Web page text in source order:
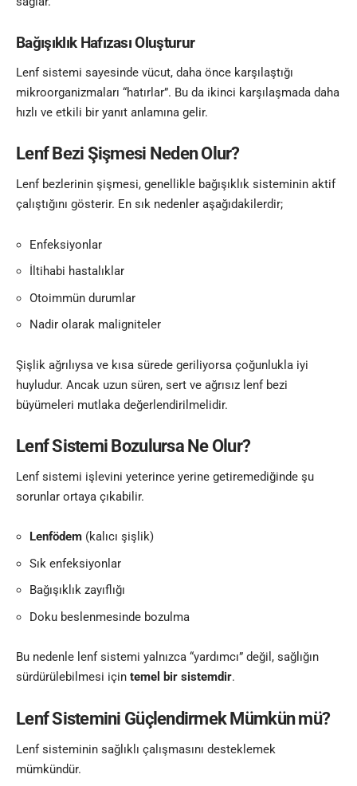
Bağışıklık Hafızası Oluşturur
Lenf sistemi sayesinde vücut, daha önce karşılaştığı
mikroorganizmaları “hatırlar”. Bu da ikinci karşılaşmada daha
hızlı ve etkili bir yanıt anlamına gelir.
Lenf Bezi Şişmesi Neden Olur?
Lenf bezlerinin şişmesi, genellikle bağışıklık sisteminin aktif
çalıştığını gösterir. En sık nedenler aşağıdakilerdir;
Enfeksiyonlar
İltihabi hastalıklar
Otoimmün durumlar
Nadir olarak maligniteler
Şişlik ağrılıysa ve kısa sürede geriliyorsa çoğunlukla iyi
huyludur. Ancak uzun süren, sert ve ağrısız lenf bezi
büyümeleri mutlaka değerlendirilmelidir.
Lenf Sistemi Bozulursa Ne Olur?
Lenf sistemi işlevini yeterince yerine getiremediğinde şu
sorunlar ortaya çıkabilir.
Lenfödem (kalıcı şişlik)
Sık enfeksiyonlar
Bağışıklık zayıflığı
Doku beslenmesinde bozulma
Bu nedenle lenf sistemi yalnızca “yardımcı” değil, sağlığın
sürdürülebilmesi için temel bir sistemdir.
Lenf Sistemini Güçlendirmek Mümkün mü?
Lenf sisteminin sağlıklı çalışmasını desteklemek
mümkündür.